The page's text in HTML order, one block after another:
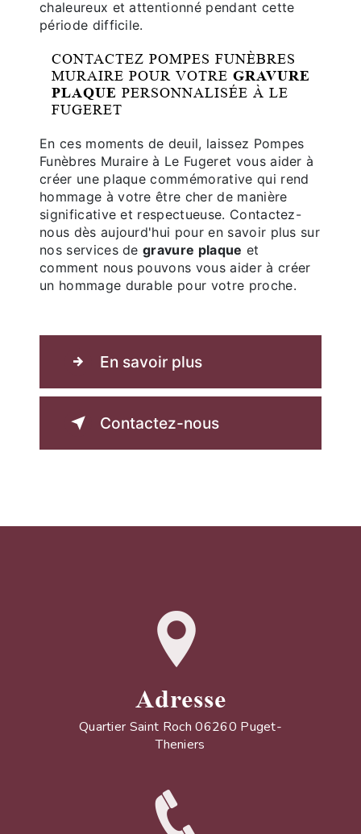
chaleureux et attentionné pendant cette
période difficile.
CONTACTEZ POMPES FUNÈBRES
MURAIRE POUR VOTRE GRAVURE
PLAQUE PERSONNALISÉE À LE
FUGERET
En ces moments de deuil, laissez Pompes
Funèbres Muraire à Le Fugeret vous aider à
créer une plaque commémorative qui rend
hommage à votre être cher de manière
significative et respectueuse. Contactez-
nous dès aujourd'hui pour en savoir plus sur
nos services degravure plaque et
comment nous pouvons vous aider à créer
un hommage durable pour votre proche.
En savoir plus
Contactez-nous
Adresse
Quartier Saint Roch 06260 Puget-
Theniers